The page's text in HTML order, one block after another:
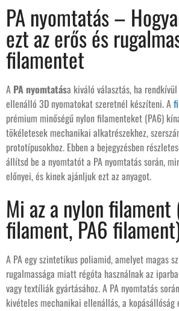
PA nyomtatás –
ezt az erős és
filamentet
A PA nyomtatása kiváló választás, ha
ellenálló 3D nyomatokat szeretnél készíteni. A
prémium minőségű nylon filamenteket (PA6)
tökéletesek mechanikai alkatrészekhez,
prototípusokhoz. Ebben a bejegyzésben
állítsd be a nyomtatót a PA nyomtatás során,
előnyei, és kinek ajánljuk ezt az anyagot.
Mi az a nylon filament
filament, PA6
A PA egy szintetikus poliamid, amelyet magas
rugalmassága miatt régóta használnak az
vagy textíliák gyártásához. A PA nyomtatás
kivételes mechanikai ellenállás, a kopásállóság